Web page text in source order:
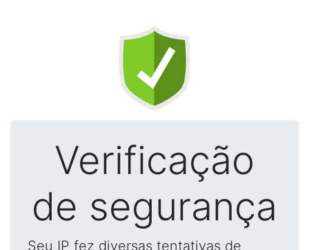
Verificação
de segurança
Seu IP fez diversas tentativas de